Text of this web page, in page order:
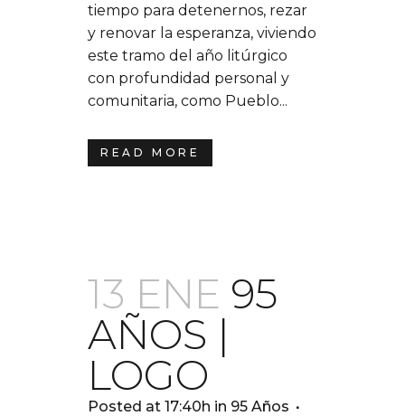
tiempo para detenernos, rezar
y renovar la esperanza, viviendo
este tramo del año litúrgico
con profundidad personal y
comunitaria, como Pueblo...
READ MORE
13 ENE 95
AÑOS |
LOGO
Posted at 17:40h in 95 Años